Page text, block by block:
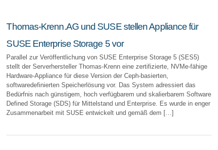
Thomas-Krenn.AG und SUSE stellen Appliance für
SUSE Enterprise Storage 5 vor
Parallel zur Veröffentlichung von SUSE Enterprise Storage 5 (SES5)
stellt der Serverhersteller Thomas-Krenn eine zertifizierte, NVMe-fähige
Hardware-Appliance für diese Version der Ceph-basierten,
softwaredefinierten Speicherlösung vor. Das System adressiert das
Bedürfnis nach günstigem, hoch verfügbarem und skalierbarem Software
Defined Storage (SDS) für Mittelstand und Enterprise. Es wurde in enger
Zusammenarbeit mit SUSE entwickelt und gemäß dem […]